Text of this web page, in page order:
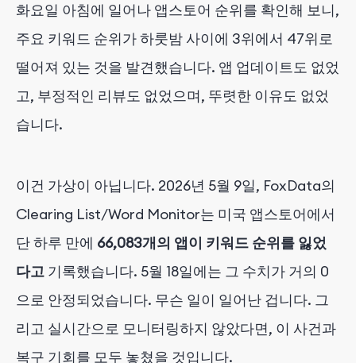
화요일 아침에 일어나 앱스토어 순위를 확인해 보니,
주요 키워드 순위가 하룻밤 사이에 3위에서 47위로
떨어져 있는 것을 발견했습니다. 앱 업데이트도 없었
고, 부정적인 리뷰도 없었으며, 뚜렷한 이유도 없었
습니다.
이건 가상이 아닙니다. 2026년 5월 9일, FoxData의
Clearing List/Word Monitor는 미국 앱스토어에서
단 하루 만에 66,083개의 앱이 키워드 순위를 잃었
다고 기록했습니다. 5월 18일에는 그 수치가 거의 0
으로 안정되었습니다. 무슨 일이 일어난 겁니다. 그
리고 실시간으로 모니터링하지 않았다면, 이 사건과
복구 기회를 모두 놓쳤을 것입니다.